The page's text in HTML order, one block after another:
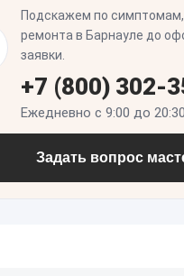
работу при открытии и
если контакт нестабилен,
в виде прерываний или
Подскажем по
ремонта в Барнауле до
заявки.
+7 (800) 302-
Ежедневно с 9:00 до 20:30
Задать вопрос